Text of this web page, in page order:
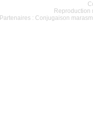
Reproduction
Partenaires : Conjugaison